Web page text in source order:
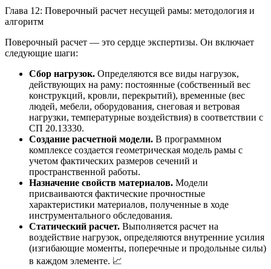
Глава 12: Поверочный расчет несущей рамы: методология и
алгоритм
Поверочный расчет — это сердце экспертизы. Он включает
следующие шаги:
Сбор нагрузок. Определяются все виды нагрузок,
действующих на раму: постоянные (собственный вес
конструкций, кровли, перекрытий), временные (вес
людей, мебели, оборудования, снеговая и ветровая
нагрузки, температурные воздействия) в соответствии с
СП 20.13330.
Создание расчетной модели. В программном
комплексе создается геометрическая модель рамы с
учетом фактических размеров сечений и
пространственной работы.
Назначение свойств материалов. Модели
присваиваются фактические прочностные
характеристики материалов, полученные в ходе
инструментального обследования.
Статический расчет. Выполняется расчет на
воздействие нагрузок, определяются внутренние усилия
(изгибающие моменты, поперечные и продольные силы)
в каждом элементе. 📈